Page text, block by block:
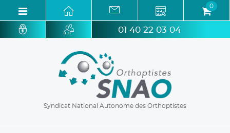
Syndicat National Autonome des Orthoptistes
0
01 40 22 03 04